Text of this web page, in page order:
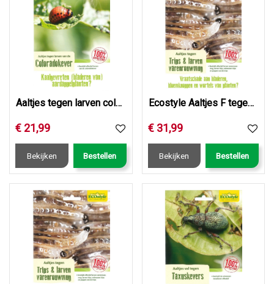
Aaltjes tegen larven coloradokever
€ 21,99
Bekijken Bestellen
Ecostyle Aaltjes F tegen larven varenrouwmug & trips 25 mln…
€ 31,99
Bekijken Bestellen